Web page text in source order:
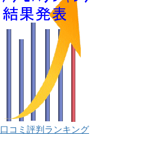
口コミ評判ランキング